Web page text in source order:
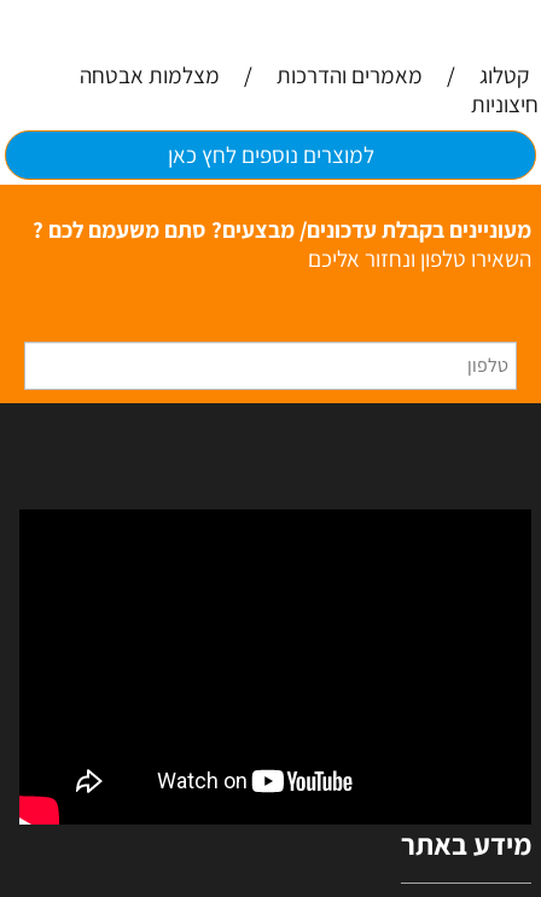
קטלוג / מאמרים והדרכות /
מצלמות אבטחה
חיצוניות
למוצרים נוספים לחץ כאן
מעוניינים בקבלת עדכונים/ מבצעים? סתם משעמם לכם ?
השאירו טלפון ונחזור אליכם
מידע באתר